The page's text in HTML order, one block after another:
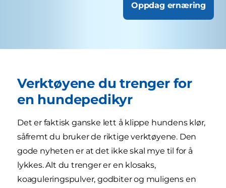
Oppdag ernæring
Verktøyene du trenger for
en hundepedikyr
Det er faktisk ganske lett å klippe hundens klør,
såfremt du bruker de riktige verktøyene. Den
gode nyheten er at det ikke skal mye til for å
lykkes. Alt du trenger er en klosaks,
koaguleringspulver, godbiter og muligens en